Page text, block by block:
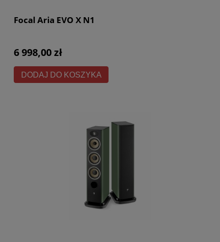
Focal Aria EVO X N1
6 998,00 zł
DODAJ DO KOSZYKA